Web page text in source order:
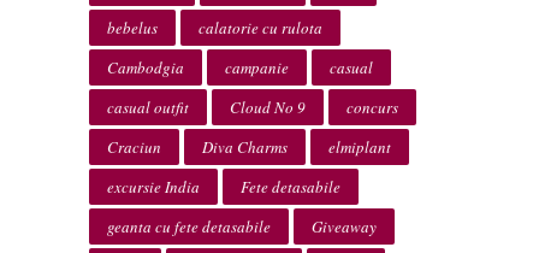
bebelus
calatorie cu rulota
Cambodgia
campanie
casual
casual outfit
Cloud No 9
concurs
Craciun
Diva Charms
elmiplant
excursie India
Fete detasabile
geanta cu fete detasabile
Giveaway